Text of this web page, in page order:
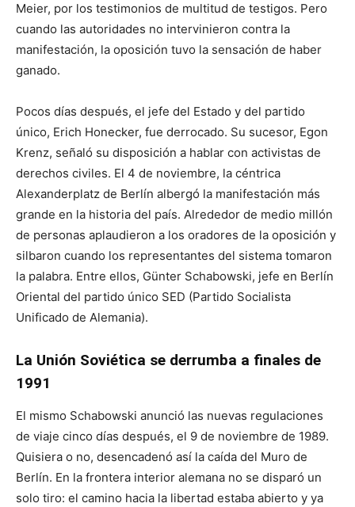
Meier, por los testimonios de multitud de testigos. Pero
cuando las autoridades no intervinieron contra la
manifestación, la oposición tuvo la sensación de haber
ganado.
Pocos días después, el jefe del Estado y del partido
único, Erich Honecker, fue derrocado. Su sucesor, Egon
Krenz, señaló su disposición a hablar con activistas de
derechos civiles. El 4 de noviembre, la céntrica
Alexanderplatz de Berlín albergó la manifestación más
grande en la historia del país. Alrededor de medio millón
de personas aplaudieron a los oradores de la oposición y
silbaron cuando los representantes del sistema tomaron
la palabra. Entre ellos, Günter Schabowski, jefe en Berlín
Oriental del partido único SED (Partido Socialista
Unificado de Alemania).
La Unión Soviética se derrumba a finales de
1991
El mismo Schabowski anunció las nuevas regulaciones
de viaje cinco días después, el 9 de noviembre de 1989.
Quisiera o no, desencadenó así la caída del Muro de
Berlín. En la frontera interior alemana no se disparó un
solo tiro: el camino hacia la libertad estaba abierto y ya